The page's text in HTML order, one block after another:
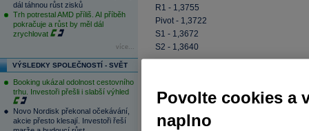
dál táhnou růst zisků
Trh potrestal AMD příliš. AI příběh
pokračuje a růst by měl dál
zrychlovat
více...
VÝSLEDKY SPOLEČNOSTÍ - SVĚT
Booking ukázal odolnost cestovního
trhu. Investoři přešli i slabší výhled
Novo Nordisk překonal očekávání,
akcie přesto klesají. Investoři řeší
R1 - 1,3755
Pivot - 1,3722
S1 - 1,3672
S2 - 1,3640
Povolte cookies a
naplno